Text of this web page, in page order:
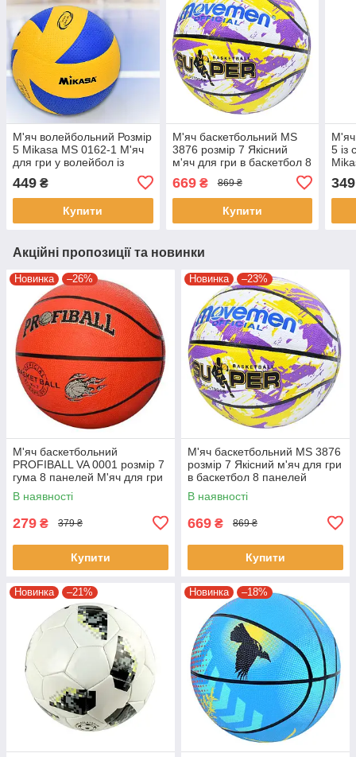
М'яч волейбольний Розмір
5 Mikasa MS 0162-1 М'яч
для гри у волейбол із
449 ₴
Купити
М'яч баскетбольний MS
3876 розмір 7 Якісний
м'яч для гри в баскетбол 8
669₴ 869 ₴
Купити
М'яч
5 із
349
Акційні пропозиції та новинки
Новинка –26%
М'яч баскетбольний
PROFIBALL VA 0001 розмір 7
гума 8 панелей М'яч для гри
в баскетбол
В наявності
279 ₴ 379 ₴
Купити
Новинка –23%
М'яч баскетбольний MS 3876
розмір 7 Якісний м'яч для гри
в баскетбол 8 панелей
В наявності
669 ₴ 869 ₴
Купити
Новинка –21% Новинка –18%